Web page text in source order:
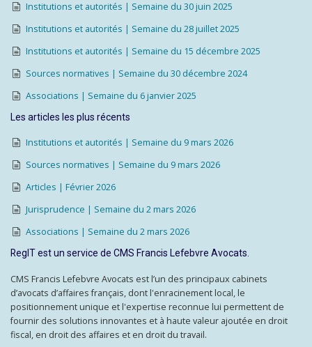
Institutions et autorités | Semaine du 30 juin 2025
Institutions et autorités | Semaine du 28 juillet 2025
Institutions et autorités | Semaine du 15 décembre 2025
Sources normatives | Semaine du 30 décembre 2024
Associations | Semaine du 6 janvier 2025
Les articles les plus récents
Institutions et autorités | Semaine du 9 mars 2026
Sources normatives | Semaine du 9 mars 2026
Articles | Février 2026
Jurisprudence | Semaine du 2 mars 2026
Associations | Semaine du 2 mars 2026
RegIT est un service de CMS Francis Lefebvre Avocats.
CMS Francis Lefebvre Avocats est l’un des principaux cabinets
d’avocats d’affaires français, dont l'enracinement local, le
positionnement unique et l'expertise reconnue lui permettent de
fournir des solutions innovantes et à haute valeur ajoutée en droit
fiscal, en droit des affaires et en droit du travail.